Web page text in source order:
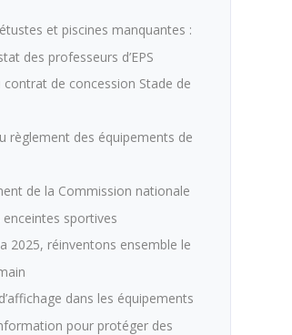
et piscines manquantes :
des professeurs d’EPS
contrat de concession Stade de
règlement des équipements de
de la Commission nationale
sportives
2025, réinventons ensemble le
dans les équipements
pour protéger des